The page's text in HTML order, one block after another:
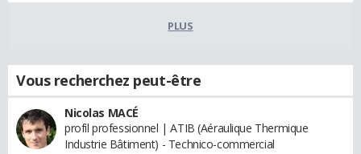
PLUS
Vous recherchez peut-être
Nicolas MACÉ
profil professionnel | ATIB (Aéraulique Thermique
Industrie Bâtiment) - Technico-commercial